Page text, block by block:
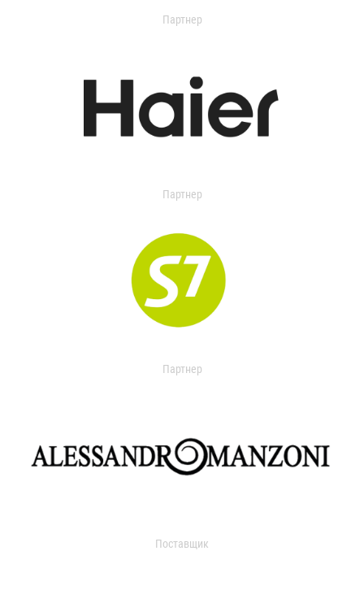
Партнер
Партнер
Партнер
Поставщик